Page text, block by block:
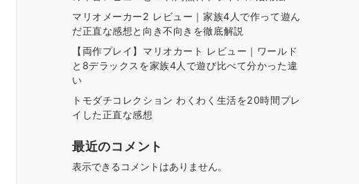
マリオメーカー2 レビュー｜家族4人で作って遊ん
だ正直な感想と向き不向きを徹底解説
【両作プレイ】マリオカート レビュー｜ワールド
と8デラックスを家族4人で遊び比べて分かった違
い
トモダチコレクション わくわく生活を20時間プレ
イした正直な感想
最近のコメント
表示できるコメントはありません。